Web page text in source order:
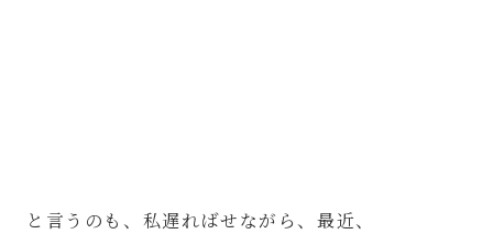
と言うのも、私遅ればせながら、最近、